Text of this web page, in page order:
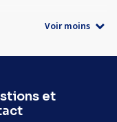
Voir moins
et